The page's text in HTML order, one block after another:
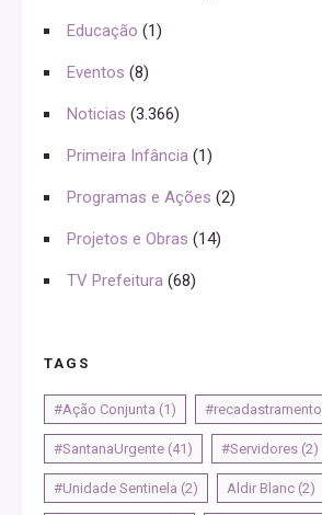
Educação (1)
Eventos (8)
Noticias (3.366)
Primeira Infância (1)
Programas e Ações (2)
Projetos e Obras (14)
TV Prefeitura (68)
TAGS
#Ação Conjunta (1) #recadastramento
#SantanaUrgente (41) #Servidores (2)
#Unidade Sentinela (2) Aldir Blanc (2)